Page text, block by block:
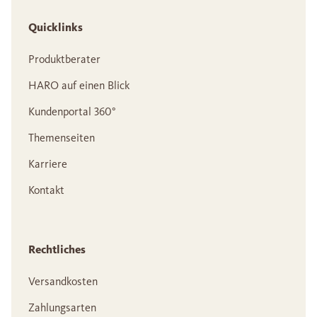
Quicklinks
Produktberater
HARO auf einen Blick
Kundenportal 360°
Themenseiten
Karriere
Kontakt
Rechtliches
Versandkosten
Zahlungsarten